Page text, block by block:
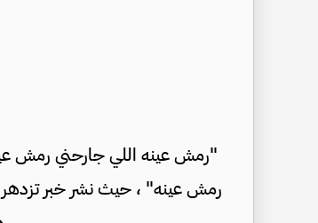
"رمش عينه اللي جارحني رمش
رمش عينه" ، حيث نشر خبر